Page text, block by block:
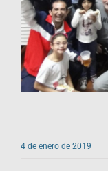
4 de enero de 2019